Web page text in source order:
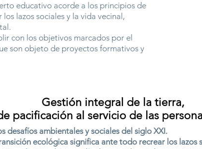
educativo acorde a los principios de
lazos sociales y la vida vecinal,
con los objetivos marcados por el
son objeto de proyectos formativos y
Gestión integral de la tierra,
pacificación al servicio de las
desafíos ambientales y sociales del siglo XXI.
ecológica significa ante todo recrear los